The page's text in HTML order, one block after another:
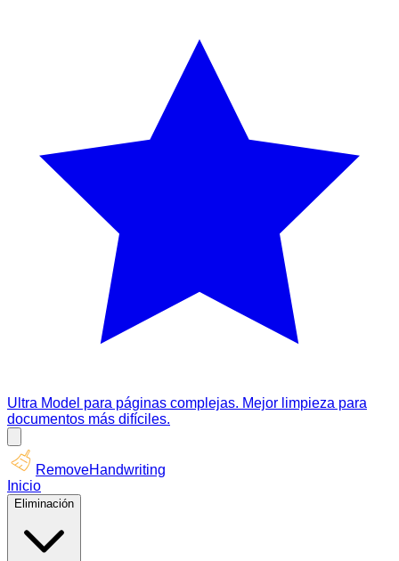
Ultra Model para páginas complejas. Mejor limpieza para
documentos más difíciles.
RemoveHandwriting
Inicio
Eliminación